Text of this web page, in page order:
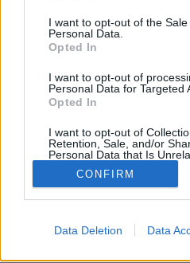
consent section.
I want to opt-out of the
Personal Data.
Opted In
I want to opt-out of
Personal Data for Targeted
Opted In
I want to opt-out of
Retention, Sale, and/or
Personal Data that Is
Purposes for which it was
Opted Out
I want to allow Google to
related to advertising like
CONFIRM
Data Deletion Data
hölgyeim és Uraim,
magyarok arra
színvonalra emeljük, és
munkája ímhol eredményt